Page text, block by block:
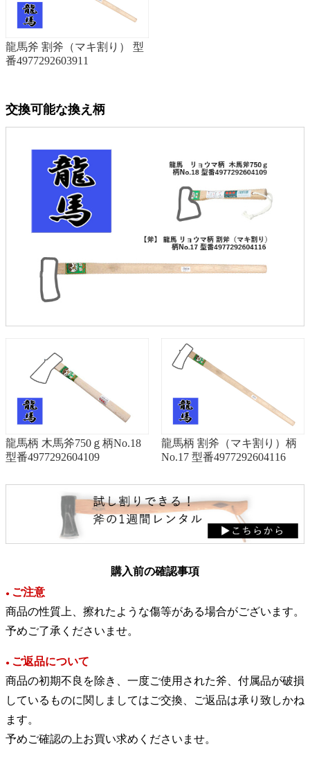
龍馬斧 割斧（マキ割り） 型
番4977292603911
交換可能な換え柄
龍馬柄 木馬斧750ｇ柄No.18
型番4977292604109
龍馬柄 割斧（マキ割り）柄
No.17 型番4977292604116
購入前の確認事項
● ご注意
商品の性質上、擦れたような傷等がある場合がございます。
予めご了承くださいませ。
● ご返品について
商品の初期不良を除き、一度ご使用された斧、付属品が破損
しているものに関しましてはご交換、ご返品は承り致しかね
ます。
予めご確認の上お買い求めくださいませ。